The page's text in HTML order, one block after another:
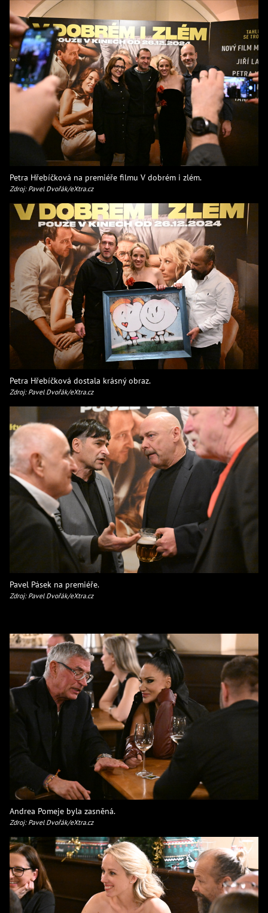
Petra Hřebíčková na premiéře filmu V dobrém i zlém.
Zdroj: Pavel Dvořák/eXtra.cz
Petra Hřebíčková dostala krásný obraz.
Zdroj: Pavel Dvořák/eXtra.cz
Pavel Pásek na premiéře.
Zdroj: Pavel Dvořák/eXtra.cz
Andrea Pomeje byla zasněná.
Zdroj: Pavel Dvořák/eXtra.cz